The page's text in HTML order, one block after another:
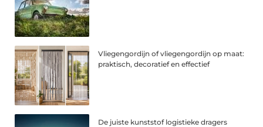
Vliegengordijn of vliegengordijn op maat:
praktisch, decoratief en effectief
De juiste kunststof logistieke dragers